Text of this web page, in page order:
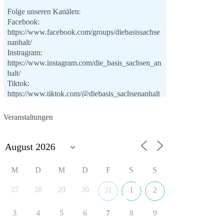
Folge unseren Kanälen:
Facebook:
https://www.facebook.com/groups/diebasissachse
nanhalt/
Instragram:
https://www.instagram.com/die_basis_sachsen_an
halt/
Tiktok:
https://www.tiktok.com/@diebasis_sachsenanhalt
Youtube:
🟩🟩🟦🟦🟥🟥🟧🟧
Like, teile und kommentiere unsere Beiträge,
wir stehen und warum es sich lohnt, dieBasis zu
Veranstaltungen
M D M D F S S
27 28 29 30 31 1 2
3 4 5 6 7 8 9